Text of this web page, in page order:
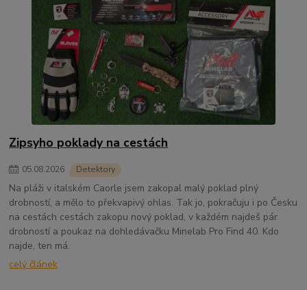
Zipsyho poklady na cestách
05.08.2026 Detektory
Na pláži v italském Caorle jsem zakopal malý poklad plný
drobností, a mělo to překvapivý ohlas. Tak jo, pokračuju i po Česku
na cestách cestách zakopu nový poklad, v každém najdeš pár
drobností a poukaz na dohledávačku Minelab Pro Find 40. Kdo
najde, ten má.
celý článek